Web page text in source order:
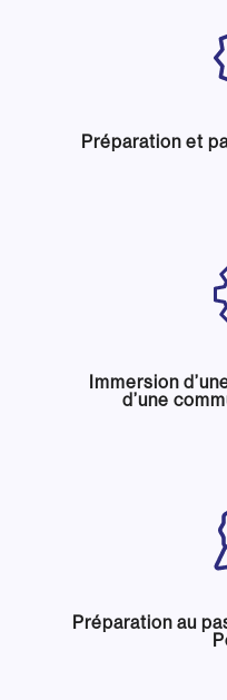
Préparation et
Immersion
d’une
Préparation au